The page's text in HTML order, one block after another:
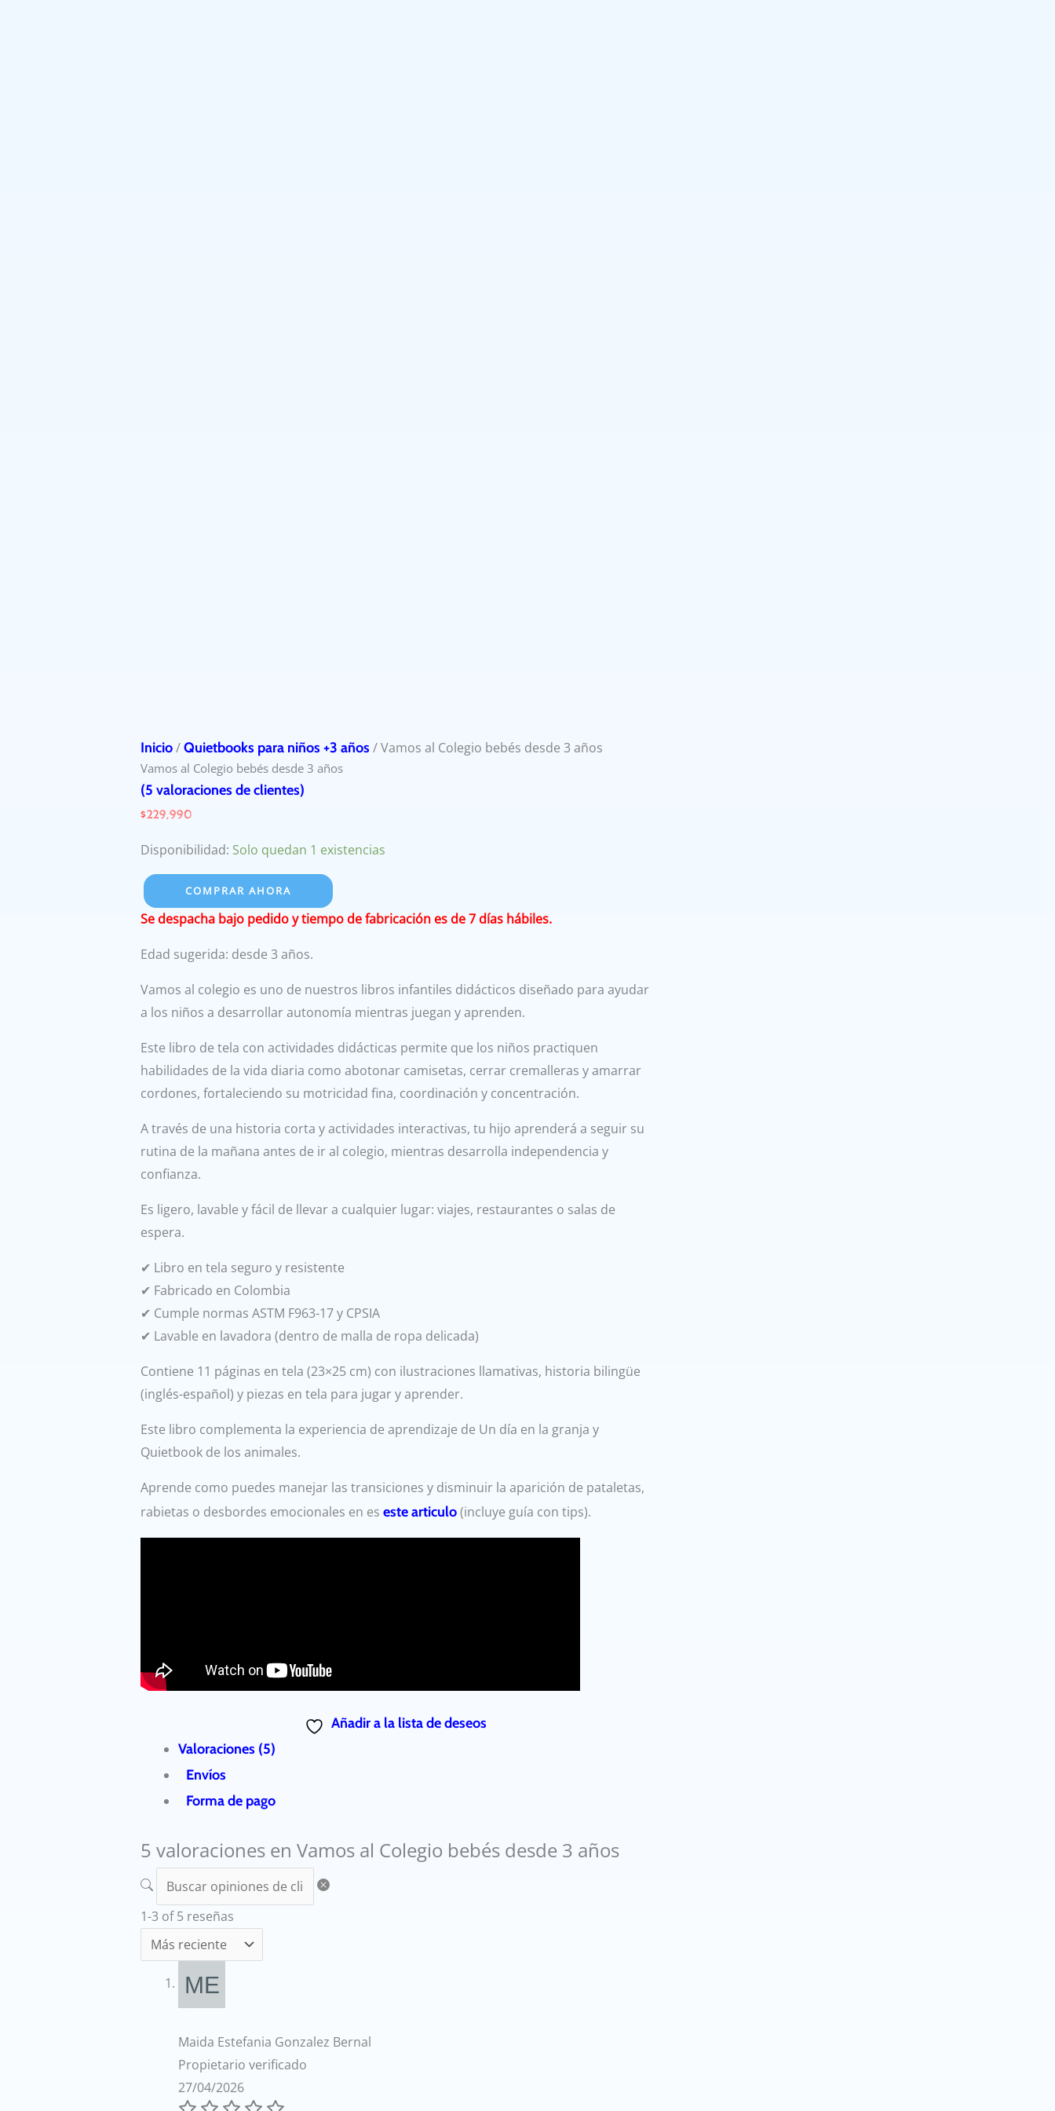
Inicio/Quietbooks para niños +3 años / Vamos al Colegio bebés desde 3 años
Vamos al Colegio bebés desde 3 años
(5 valoraciones de clientes)
$229,990
Disponibilidad: Solo quedan 1 existencias
COMPRAR AHORA
Se despacha bajo pedido y tiempo de fabricación es de 7 días hábiles.
Edad sugerida: desde 3 años.
Vamos al colegio es uno de nuestros libros infantiles didácticos diseñado para ayudar
a los niños a desarrollar autonomía mientras juegan y aprenden.
Este libro de tela con actividades didácticas permite que los niños practiquen
habilidades de la vida diaria como abotonar camisetas, cerrar cremalleras y amarrar
cordones, fortaleciendo su motricidad fina, coordinación y concentración.
A través de una historia corta y actividades interactivas, tu hijo aprenderá a seguir su
rutina de la mañana antes de ir al colegio, mientras desarrolla independencia y
confianza.
Es ligero, lavable y fácil de llevar a cualquier lugar: viajes, restaurantes o salas de
espera.
✔ Libro en tela seguro y resistente
✔ Fabricado en Colombia
✔ Cumple normas ASTM F963-17 y CPSIA
✔ Lavable en lavadora (dentro de malla de ropa delicada)
Contiene 11 páginas en tela (23×25 cm) con ilustraciones llamativas, historia bilingüe
(inglés-español) y piezas en tela para jugar y aprender.
Este libro complementa la experiencia de aprendizaje de Un día en la granja y
Quietbook de los animales.
Aprende como puedes manejar las transiciones y disminuir la aparición de pataletas,
rabietas o desbordes emocionales en es este articulo(incluye guía con tips).
Añadir a la lista de deseos
Valoraciones (5)
Envíos
Forma de pago
5 valoraciones en Vamos al Colegio bebés desde 3 años
1-3 of 5 reseñas
Maida Estefania Gonzalez Bernal
Propietario verificado
27/04/2026